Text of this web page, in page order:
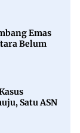
Emas
Belum
Satu ASN